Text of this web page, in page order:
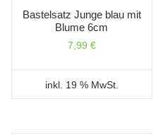
Bastelsatz Junge blau mit
Blume 6cm
7,99 €
inkl. 19 % MwSt.